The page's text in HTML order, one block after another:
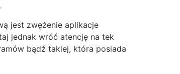
jest zwężenie aplikacje
jednak wróć atencję na tek
bądź takiej, która posiada